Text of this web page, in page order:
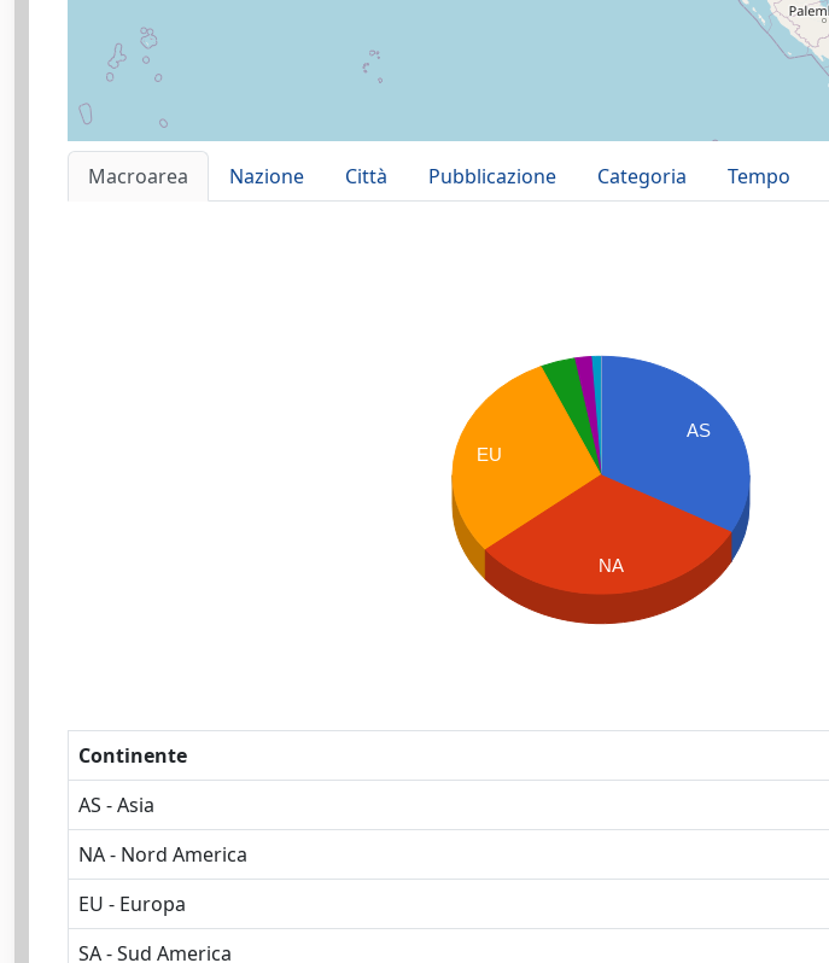
Macroarea Nazione Città Pubblicazione Categoria
Tempo
AS
EU
NA
Continente
AS - Asia
NA - Nord America
EU - Europa
SA - Sud America